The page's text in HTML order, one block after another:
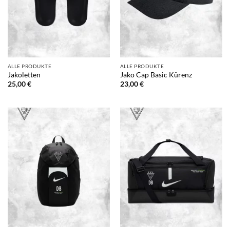
ALLE PRODUKTE
Jakoletten
25,00€
ALLE PRODUKTE
Jako Cap Basic Kürenz
23,00€